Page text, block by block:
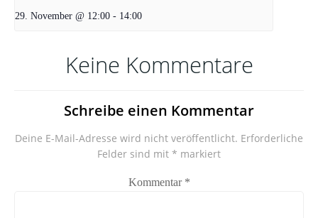
29. November @ 12:00 - 14:00
Keine Kommentare
Schreibe einen Kommentar
Deine E-Mail-Adresse wird nicht veröffentlicht. Erforderliche
Felder sind mit * markiert
Kommentar *